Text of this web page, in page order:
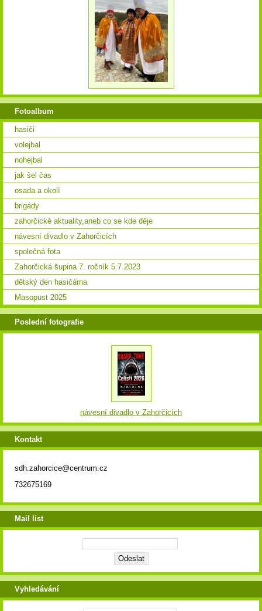
Fotoalbum
hasiči
volejbal
nohejbal
jak šel čas
osada a okolí
brigády
zahorčické aktuality,aneb co se kde děje
návesní divadlo v Zahorčicích
společná fota
Zahorčická šupina 7. ročník 5.7.2023
dětský den hasičárna
Masopust 2025
Poslední fotografie
návesní divadlo v Zahorčicích
Kontakt
sdh.zahorcice@centrum.cz
732675169
Mail list
Vyhledávání